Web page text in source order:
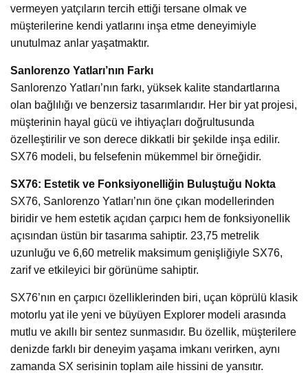
vermeyen yatçıların tercih ettiği tersane olmak ve
müşterilerine kendi yatlarını inşa etme deneyimiyle
unutulmaz anlar yaşatmaktır.
Sanlorenzo Yatları’nın Farkı
Sanlorenzo Yatları’nın farkı, yüksek kalite standartlarına
olan bağlılığı ve benzersiz tasarımlarıdır. Her bir yat projesi,
müşterinin hayal gücü ve ihtiyaçları doğrultusunda
özelleştirilir ve son derece dikkatli bir şekilde inşa edilir.
SX76 modeli, bu felsefenin mükemmel bir örneğidir.
SX76: Estetik ve Fonksiyonelliğin Buluştuğu Nokta
SX76, Sanlorenzo Yatları’nın öne çıkan modellerinden
biridir ve hem estetik açıdan çarpıcı hem de fonksiyonellik
açısından üstün bir tasarıma sahiptir. 23,75 metrelik
uzunluğu ve 6,60 metrelik maksimum genişliğiyle SX76,
zarif ve etkileyici bir görünüme sahiptir.
SX76’nın en çarpıcı özelliklerinden biri, uçan köprülü klasik
motorlu yat ile yeni ve büyüyen Explorer modeli arasında
mutlu ve akıllı bir sentez sunmasıdır. Bu özellik, müşterilere
denizde farklı bir deneyim yaşama imkanı verirken, aynı
zamanda SX serisinin toplam aile hissini de yansıtır.